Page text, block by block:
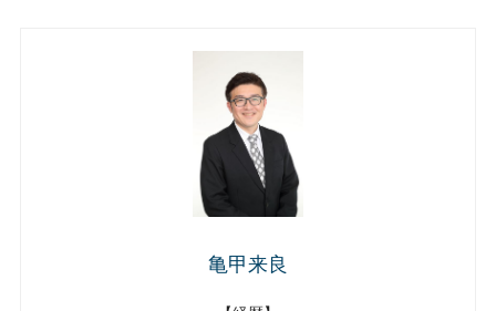
亀甲来良